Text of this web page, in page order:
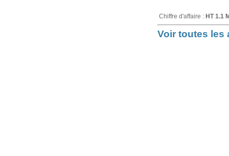
Chiffre d'affaire : HT 1.1
Voir toutes les